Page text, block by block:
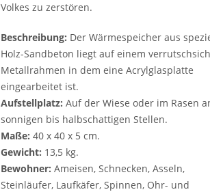
Volkes zu zerstören.
Beschreibung: Der Wärmespeicher aus
Holz-Sandbeton liegt auf einem
Metall­rahmen in dem eine Acrylglasplatte
eingearbeitet ist.
Aufstellplatz: Auf der Wiese oder im Rasen
sonnigen bis halbschattigen Stellen.
Maße: 40 x 40 x 5 cm.
Gewicht: 13,5 kg.
Bewohner: Ameisen, Schnecken, Asseln,
Steinläufer, Laufkäfer, Spinnen, Ohr- und